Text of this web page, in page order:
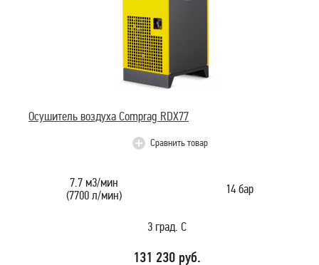
Осушитель воздуха Comprag RDX77
Сравнить товар
7.7 м3/мин
(7700 л/мин)
14 бар
3 град. С
131 230 руб.